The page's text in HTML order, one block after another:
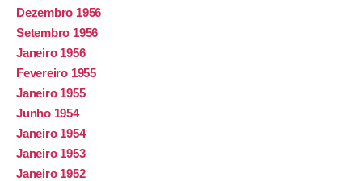
Dezembro 1956
Setembro 1956
Janeiro 1956
Fevereiro 1955
Janeiro 1955
Junho 1954
Janeiro 1954
Janeiro 1953
Janeiro 1952